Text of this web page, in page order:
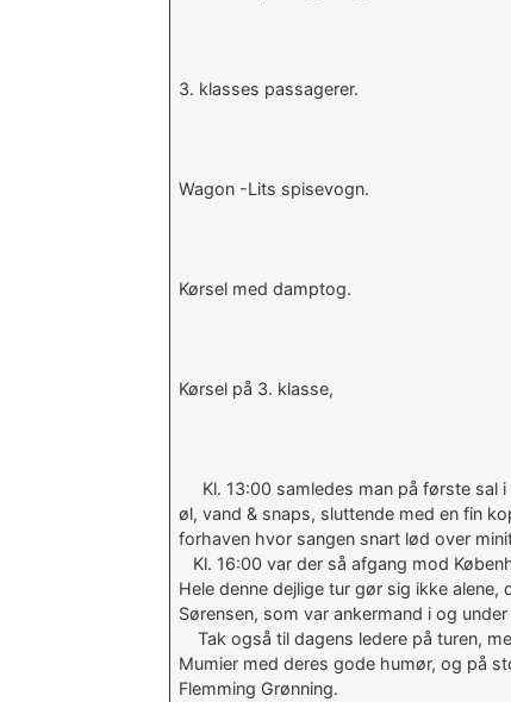
3. klasses passagerer.
Wagon -Lits spisevogn.
Kørsel med damptog.
Kørsel på 3. klasse,
Kl. 13:00 samledes man på første sal
øl, vand & snaps, sluttende med en fin
forhaven hvor sangen snart lød over
Kl. 16:00 var der så afgang mod
Hele denne dejlige tur gør sig ikke
Sørensen, som var ankermand i og
Tak også til dagens ledere på turen,
Mumier med deres gode humør, og på
Flemming Grønning.